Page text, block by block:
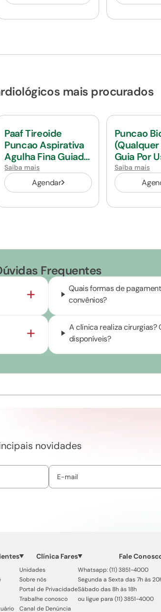
mais procurados
Paaf Tireoide
Puncao Aspirativa
Agulha Fina Guiada
Por Usg
Saiba mais
Agendar
Puncao
(Qualquer
Guia Por
Saiba mais
Frequentes
Quais formas de
convênios?
A clínica realiza
disponíveis?
novidades
Clínica Fares
Unidades
Sobre nós
Portal de Privacidade
Trabalhe conosco
Canal de Denúncia
Fale
Whatsapp: (11) 3851-4000
Segunda a Sexta das 7h às
Sábado das 8h às 18h
ou ligue para (11) 3851-4000